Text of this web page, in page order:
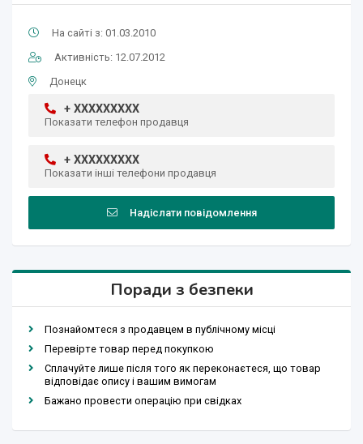
На сайті з: 01.03.2010
Активність: 12.07.2012
Донецк
+ XXXXXXXXX
Показати телефон продавця
+ XXXXXXXXX
Показати інші телефони продавця
Надіслати повідомлення
Поради з безпеки
Познайомтеся з продавцем в публічному місці
Перевірте товар перед покупкою
Сплачуйте лише після того як переконаєтеся, що товар
відповідає опису і вашим вимогам
Бажано провести операцію при свідках